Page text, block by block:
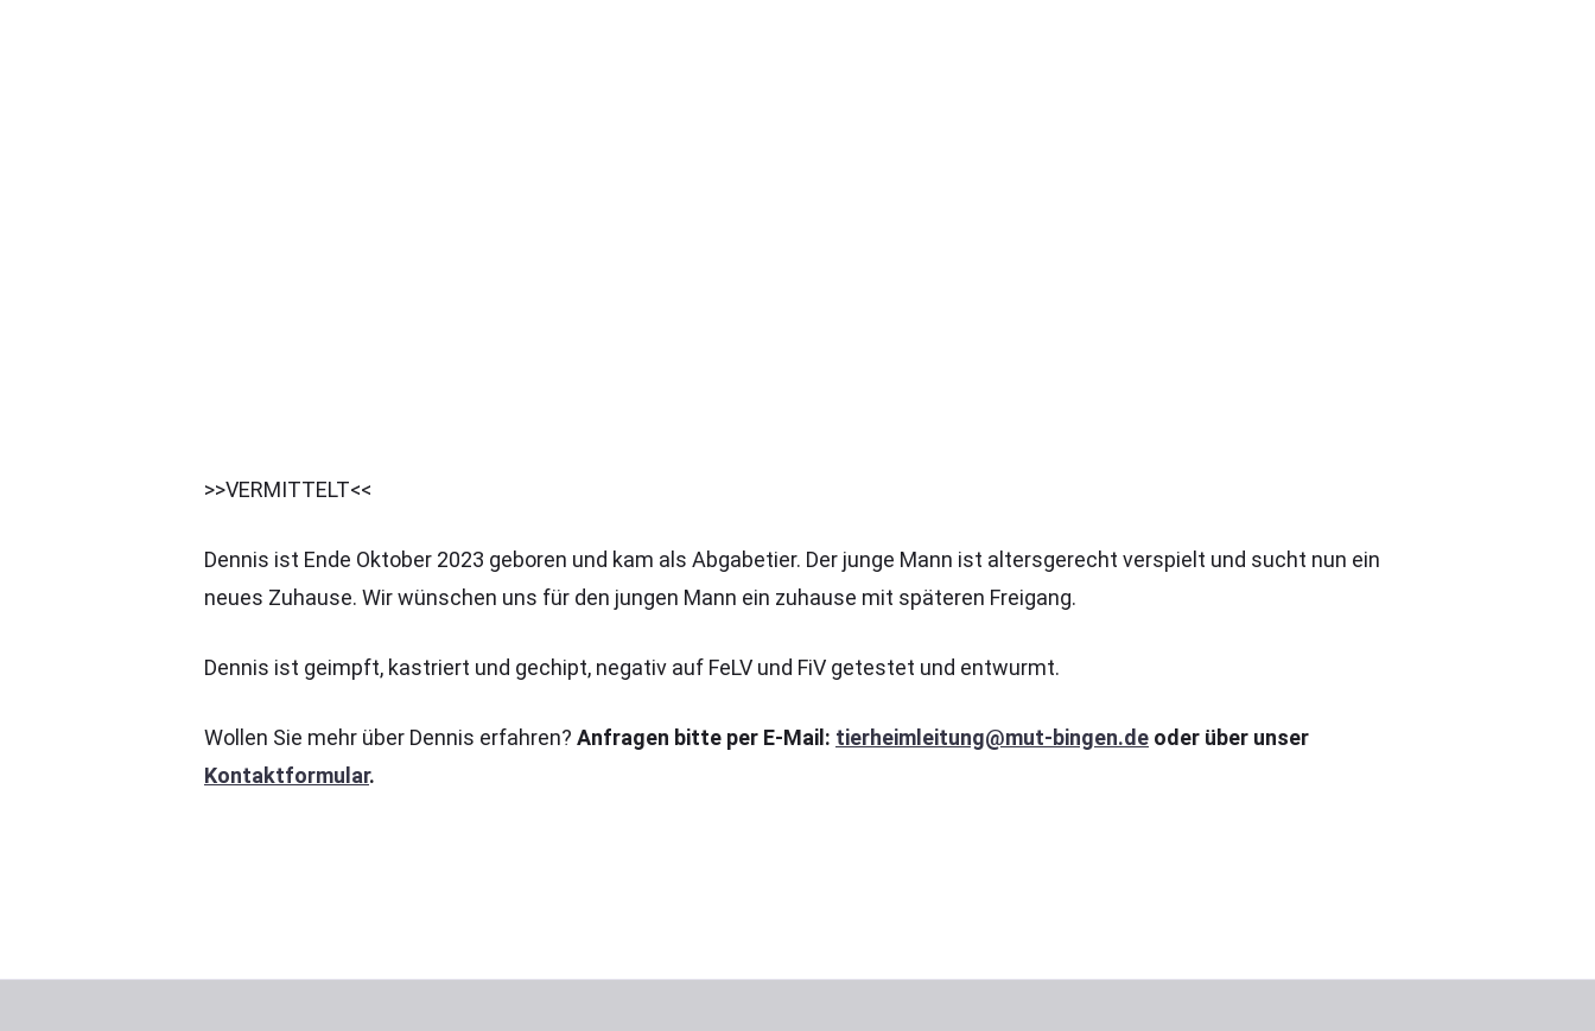
>>VERMITTELT<<
Dennis ist Ende Oktober 2023 geboren und kam als Abgabetier. Der junge Mann ist altersgerecht verspielt und sucht nun ein
neues Zuhause. Wir wünschen uns für den jungen Mann ein zuhause mit späteren Freigang.
Dennis ist geimpft, kastriert und gechipt, negativ auf FeLV und FiV getestet und entwurmt.
Wollen Sie mehr über Dennis erfahren? Anfragen bitte per E-Mail: tierheimleitung@mut-bingen.de oder über unser
Kontaktformular.